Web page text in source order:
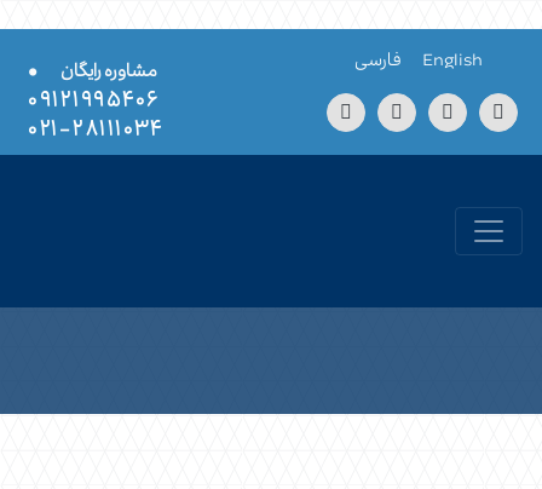
English فارسی مشاوره رایگان
•
۰۹۱۲۱۹۹۵۴۰۶
۲۸۱۱۱۰۳۴-۰۲۱